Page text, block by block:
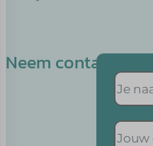
Neem contact op